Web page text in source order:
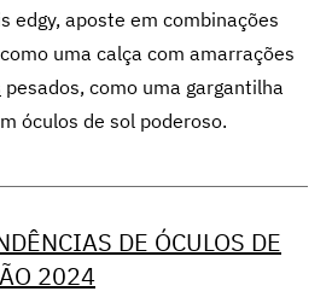
edgy, aposte em combinações
uma calça com amarrações
pesados, como uma gargantilha
óculos de sol poderoso.
DE ÓCULOS DE
2024